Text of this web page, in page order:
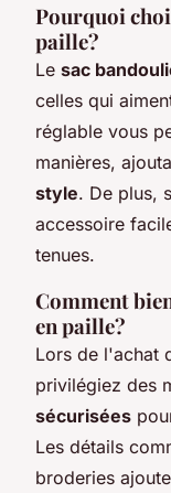
Pourquoi
paille?
Le sac
celles qui
réglable vous
manières,
style. De plus,
accessoire
tenues.
Comment
en paille?
Lors de l'achat
privilégiez des
sécurisées
Les détails
broderies